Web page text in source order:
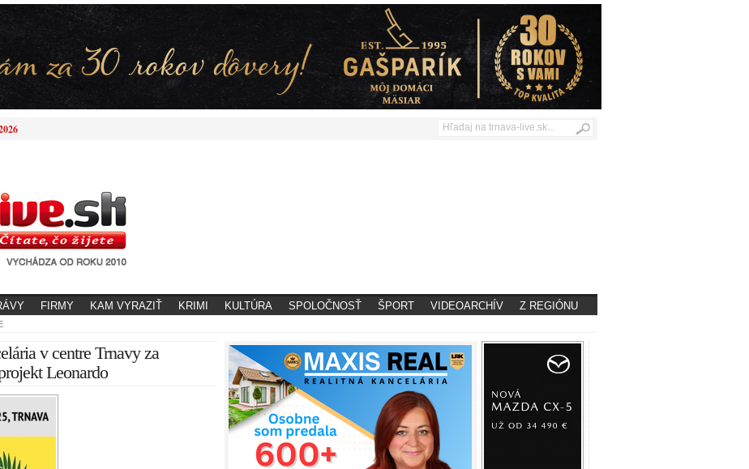
FIRMY KAM VYRAZIŤ KRIMI KULTÚRA SPOLOČNOSŤ ŠPORT VIDEOARCHÍV Z REGIÓNU
v centre Trnavy za
Leonardo